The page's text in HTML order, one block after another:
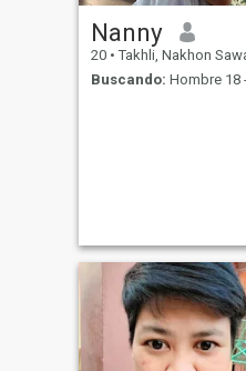
Nanny
20 • Takhli, Nakhon Sawan,
Buscando: Hombre 18